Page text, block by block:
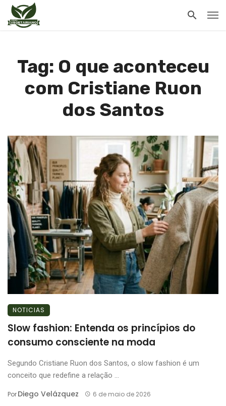
Tag: O que aconteceu
com Cristiane Ruon
dos Santos
NOTICIAS
Slow fashion: Entenda os princípios do
consumo consciente na moda
Segundo Cristiane Ruon dos Santos, o slow fashion é um
conceito que redefine a relação ...
PorDiego Velázquez 6 de maio de 2026